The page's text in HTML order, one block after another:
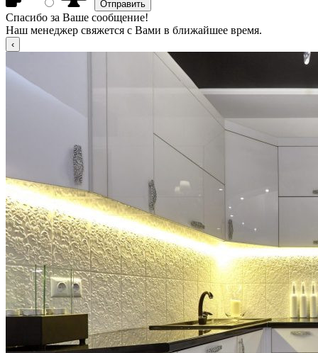
Спасибо за Ваше сообщение!
Наш менеджер свяжется с Вами в ближайшее время.